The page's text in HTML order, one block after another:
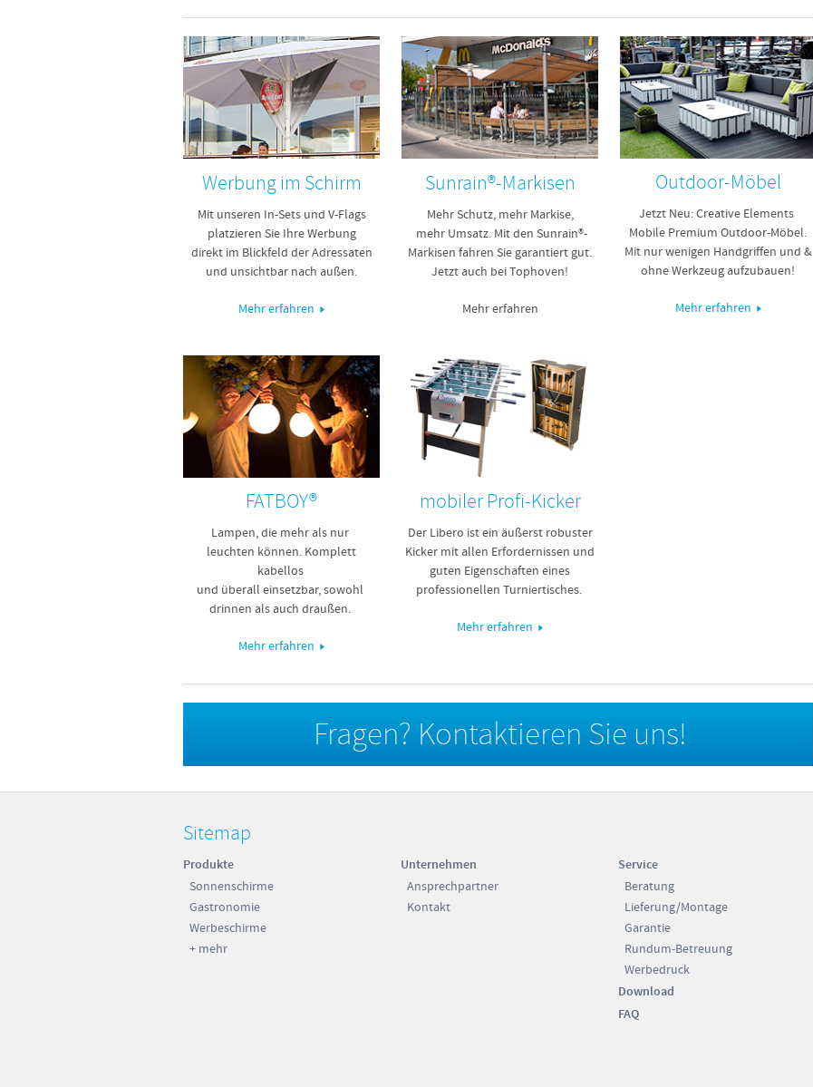
Werbung im Schirm
Mit unseren In-Sets und V-Flags
platzieren Sie Ihre Werbung
direkt im Blickfeld der Adressaten
und unsichtbar nach außen.
Mehr erfahren
Sunrain®-Markisen
Mehr Schutz, mehr Markise,
mehr Umsatz. Mit den Sunrain®-
Markisen fahren Sie garantiert gut.
Jetzt auch bei Tophoven!
Mehr erfahren
Outdoor-Möbel
Jetzt Neu: Creative Elements
Mobile Premium Outdoor-Möbel.
Mit nur wenigen Handgriffen und &
ohne Werkzeug aufzubauen!
Mehr erfahren
FATBOY®
Lampen, die mehr als nur
leuchten können. Komplett
kabellos
und überall einsetzbar, sowohl
drinnen als auch draußen.
Mehr erfahren
mobiler Profi-Kicker
Der Libero ist ein äußerst robuster
Kicker mit allen Erfordernissen und
guten Eigenschaften eines
professionellen Turniertisches.
Mehr erfahren
Fragen? Kontaktieren Sie uns!
Sitemap
Produkte
Sonnenschirme
Gastronomie
Werbeschirme
+ mehr
Unternehmen
Ansprechpartner
Kontakt
Service
Beratung
Lieferung/Montage
Garantie
Rundum-Betreuung
Werbedruck
Download
FAQ